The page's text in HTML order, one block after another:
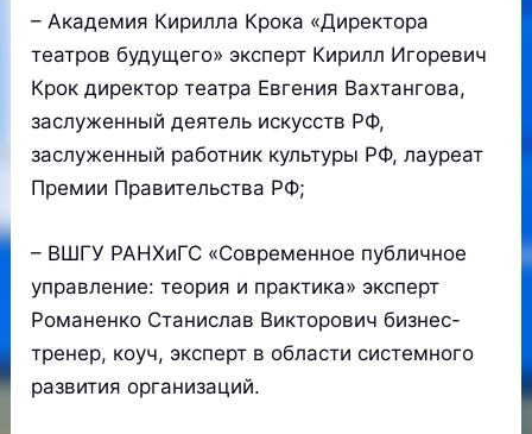
– Академия Кирилла Крока «Директора
театров будущего» эксперт Кирилл Игоревич
Крок директор театра Евгения Вахтангова,
заслуженный деятель искусств РФ,
заслуженный работник культуры РФ, лауреат
Премии Правительства РФ;
– ВШГУ РАНХиГС «Современное публичное
управление: теория и практика» эксперт
Романенко Станислав Викторович бизнес-
тренер, коуч, эксперт в области системного
развития организаций.